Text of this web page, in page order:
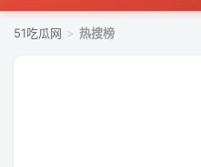
51吃瓜网 > 热搜榜